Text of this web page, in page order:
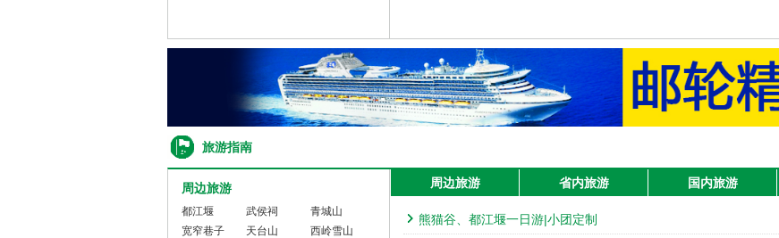
出发日期：团队天天 往返交通：飞机
丽江大理双飞五日游|成都中国青年旅行社发团
“彩云之南”“七彩云南”
成都到北京旅游|北京纯玩旅游线路
我们行程中提供的是北京最具特色、最精华的旅游景点
出发日期：天天发团 往返交通：飞机
出发日期：团队天天 往返交通：飞机
出发日期：团队天天 往返交通：飞机
旅游指南
周边旅游
都江堰 武侯祠
青城山
宽窄巷子
天台山
西岭雪山
周边旅游 省内旅游 国内旅游
熊猫谷、都江堰一日游|小团定制